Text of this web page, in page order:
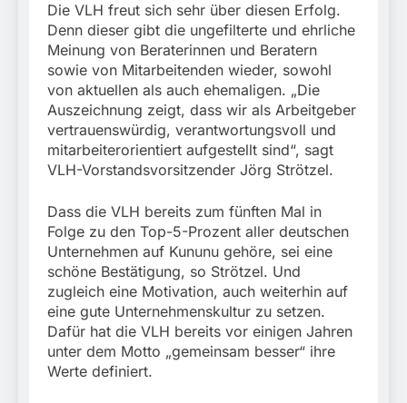
Die VLH freut sich sehr über diesen Erfolg.
Denn dieser gibt die ungefilterte und ehrliche
Meinung von Beraterinnen und Beratern
sowie von Mitarbeitenden wieder, sowohl
von aktuellen als auch ehemaligen. „Die
Auszeichnung zeigt, dass wir als Arbeitgeber
vertrauenswürdig, verantwortungsvoll und
mitarbeiterorientiert aufgestellt sind“, sagt
VLH-Vorstandsvorsitzender Jörg Strötzel.
Dass die VLH bereits zum fünften Mal in
Folge zu den Top-5-Prozent aller deutschen
Unternehmen auf Kununu gehöre, sei eine
schöne Bestätigung, so Strötzel. Und
zugleich eine Motivation, auch weiterhin auf
eine gute Unternehmenskultur zu setzen.
Dafür hat die VLH bereits vor einigen Jahren
unter dem Motto „gemeinsam besser“ ihre
Werte definiert.